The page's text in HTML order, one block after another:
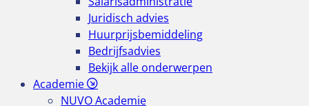
Juridisch advies
Huurprijsbemiddeling
Bedrijfsadvies
Bekijk alle onderwerpen
Academie
NUVO Academie